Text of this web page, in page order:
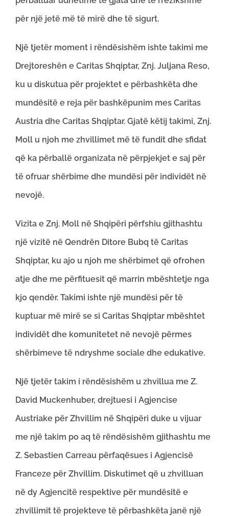
për një jetë më të mirë dhe të sigurt.
Një tjetër moment i rëndësishëm ishte takimi me
Drejtoreshën e Caritas Shqiptar, Znj. Juljana Reso,
ku u diskutua për projektet e përbashkëta dhe
mundësitë e reja për bashkëpunim mes Caritas
Austria dhe Caritas Shqiptar. Gjatë këtij takimi, Znj.
Moll u njoh me zhvillimet më të fundit dhe sfidat
që ka përballë organizata në përpjekjet e saj për
të ofruar shërbime dhe mundësi për individët në
nevojë.
Vizita e Znj. Moll në Shqipëri përfshiu gjithashtu
një vizitë në Qendrën Ditore Bubq të Caritas
Shqiptar, ku ajo u njoh me shërbimet që ofrohen
atje dhe me përfituesit që marrin mbështetje nga
kjo qendër. Takimi ishte një mundësi për të
kuptuar më mirë se si Caritas Shqiptar mbështet
individët dhe komunitetet në nevojë përmes
shërbimeve të ndryshme sociale dhe edukative.
Një tjetër takim i rëndësishëm u zhvillua me Z.
David Muckenhuber, drejtuesi i Agjencise
Austriake për Zhvillim në Shqipëri duke u vijuar
me një takim po aq të rëndësishëm gjithashtu me
Z. Sebastien Carreau përfaqësues i Agjencisë
Franceze për Zhvillim. Diskutimet që u zhvilluan
në dy Agjencitë respektive për mundësitë e
zhvillimit të projekteve të përbashkëta janë një